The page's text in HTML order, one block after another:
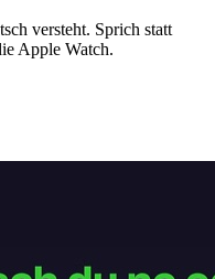
versteht. Sprich statt
Apple Watch.